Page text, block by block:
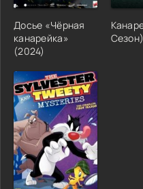
Досье «Чёрная
канарейка»
(2024)
Сезон)